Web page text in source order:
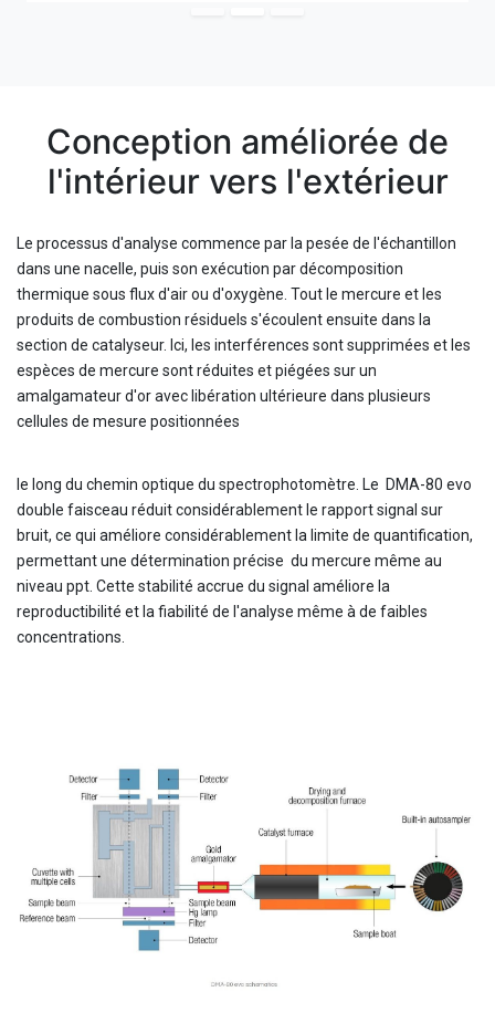
Conception améliorée de
l'intérieur vers l'extérieur
Le processus d'analyse commence par la pesée de l'échantillon
dans une nacelle, puis son exécution par décomposition
thermique sous flux d'air ou d'oxygène. Tout le mercure et les
produits de combustion résiduels s'écoulent ensuite dans la
section de catalyseur. Ici, les interférences sont supprimées et les
espèces de mercure sont réduites et piégées sur un
amalgamateur d'or avec libération ultérieure dans plusieurs
cellules de mesure positionnées
le long du chemin optique du spectrophotomètre. Le DMA-80 evo
double faisceau réduit considérablement le rapport signal sur
bruit, ce qui améliore considérablement la limite de quantification,
permettant une détermination précise du mercure même au
niveau ppt. Cette stabilité accrue du signal améliore la
reproductibilité et la fiabilité de l'analyse même à de faibles
concentrations.